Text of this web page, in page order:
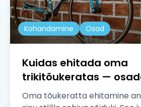
Kohandamine Osad
Kuidas ehitada oma
trikitõukeratas —
ja kokkupanek
Oma tõukeratta ehitamine